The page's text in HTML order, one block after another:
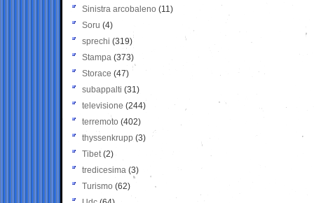
Sinistra arcobaleno (11)
Soru (4)
sprechi (319)
Stampa (373)
Storace (47)
subappalti (31)
televisione(244)
terremoto (402)
thyssenkrupp (3)
Tibet(2)
tredicesima (3)
Turismo (62)